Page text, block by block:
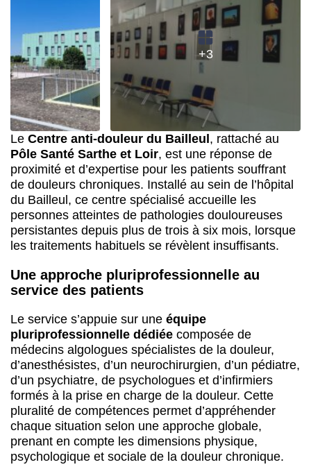
+3
Le Centre anti-douleur du Bailleul , rattaché au
Pôle Santé Sarthe et Loir, est une réponse de
proximité et d’expertise pour les patients souffrant
de douleurs chroniques. Installé au sein de l’hôpital
du Bailleul, ce centre spécialisé accueille les
personnes atteintes de pathologies douloureuses
persistantes depuis plus de trois à six mois, lorsque
les traitements habituels se révèlent insuffisants.
Une approche pluriprofessionnelle au
service des patients
Le service s’appuie sur une équipe
pluriprofessionnelle dédiée composée de
médecins algologues spécialistes de la douleur,
d’anesthésistes, d’un neurochirurgien, d’un pédiatre,
d’un psychiatre, de psychologues et d’infirmiers
formés à la prise en charge de la douleur. Cette
pluralité de compétences permet d’appréhender
chaque situation selon une approche globale,
prenant en compte les dimensions physique,
psychologique et sociale de la douleur chronique.